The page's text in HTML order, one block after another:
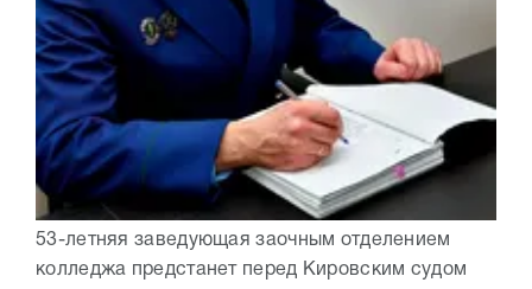
53-летняя заведующая заочным отделением
колледжа предстанет перед Кировским судом